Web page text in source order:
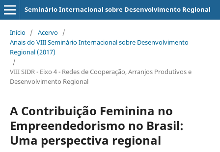
Seminário Internacional sobre Desenvolvimento Regional
Início / Acervo /
Anais do VIII Seminário Internacional sobre Desenvolvimento
Regional (2017)
/
VIII SIDR - Eixo 4 - Redes de Cooperação, Arranjos Produtivos e
Desenvolvimento Regional
A Contribuição Feminina no
Empreendedorismo no Brasil:
Uma perspectiva regional